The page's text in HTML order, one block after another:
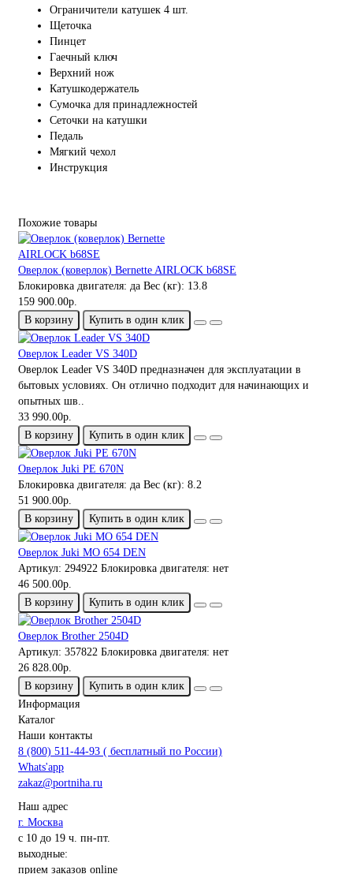
Ограничители катушек 4 шт.
Щеточка
Пинцет
Гаечный ключ
Верхний нож
Катушкодержатель
Сумочка для принадлежностей
Сеточки на катушки
Педаль
Мягкий чехол
Инструкция
Похожие товары
Оверлок (коверлок) Bernette AIRLOCK b68SE
Блокировка двигателя: да Вес (кг): 13.8
159 900.00р.
В корзину
Купить в один клик
Оверлок Leader VS 340D
Оверлок Leader VS 340D предназначен для эксплуатации в
бытовых условиях. Он отлично подходит для начинающих и
опытных шв..
33 990.00р.
В корзину
Купить в один клик
Оверлок Juki PE 670N
Блокировка двигателя: да Вес (кг): 8.2
51 900.00р.
В корзину
Купить в один клик
Оверлок Juki MO 654 DEN
Артикул: 294922 Блокировка двигателя: нет
46 500.00р.
В корзину
Купить в один клик
Оверлок Brother 2504D
Артикул: 357822 Блокировка двигателя: нет
26 828.00р.
В корзину
Купить в один клик
Информация
Каталог
Наши контакты
8 (800) 511-44-93 ( бесплатный по России)
Whats'app
zakaz@portniha.ru
Наш адрес
г. Москва
с 10 до 19 ч. пн-пт.
выходные:
прием заказов online